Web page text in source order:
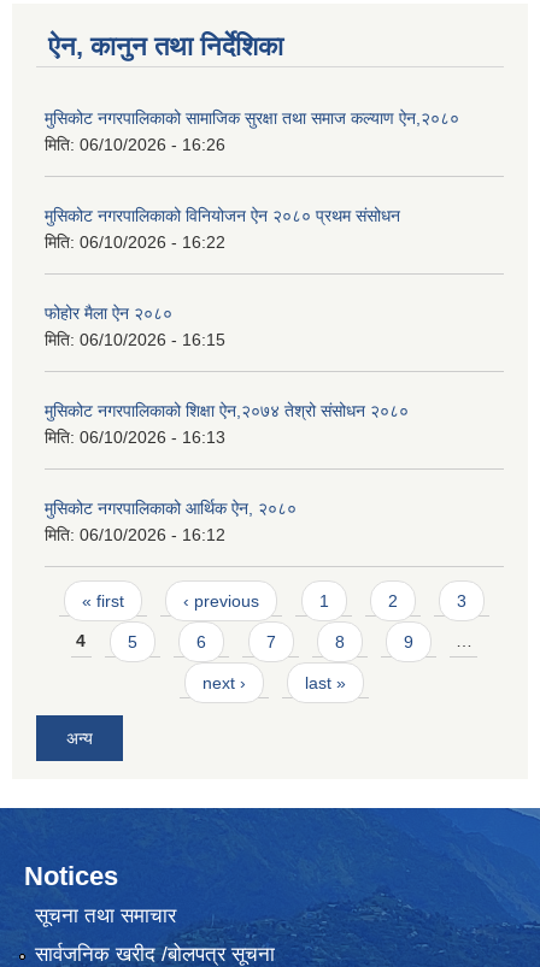
ऐन, कानुन तथा निर्देशिका
मुसिकोट नगरपालिकाको सामाजिक सुरक्षा तथा समाज कल्याण ऐन,२०८०
मिति: 06/10/2026 - 16:26
मुसिकोट नगरपालिकाको विनियोजन ऐन २०८० प्रथम संसोधन
मिति: 06/10/2026 - 16:22
फोहोर मैला ऐन २०८०
मिति: 06/10/2026 - 16:15
मुसिकोट नगरपालिकाको शिक्षा ऐन,२०७४ तेश्रो संसोधन २०८०
मिति: 06/10/2026 - 16:13
मुसिकोट नगरपालिकाको आर्थिक ऐन, २०८०
मिति: 06/10/2026 - 16:12
Pages
« first ‹ previous 1 2 3
4 5 6 7 8 9 …
next › last »
अन्य
Notices
सूचना तथा समाचार
सार्वजनिक खरीद /बोलपत्र सूचना